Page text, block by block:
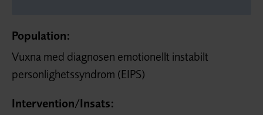
Population:
Vuxna med diagnosen emotionellt instabilt
personlighetssyndrom (EIPS)
Intervention/Insats: